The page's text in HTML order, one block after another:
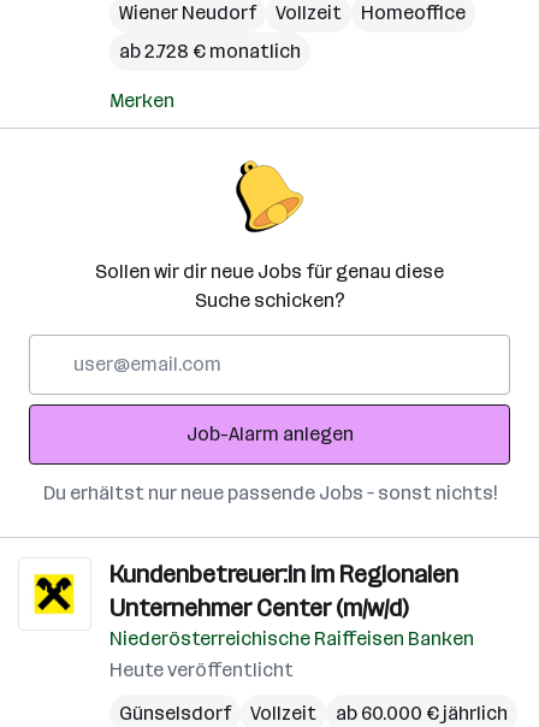
Wiener Neudorf
Vollzeit
Homeoffice
ab 2.728 € monatlich
Merken
Sollen wir dir neue Jobs für genau diese
Suche schicken?
Adresse
Job-Alarm anlegen
Du erhältst nur neue passende Jobs – sonst nichts!
Kundenbetreuer:in im Regionalen
Unternehmer Center (m/w/d)
Niederösterreichische Raiffeisen Banken
Heute veröffentlicht
Günselsdorf
Vollzeit ab 60.000 € jährlich